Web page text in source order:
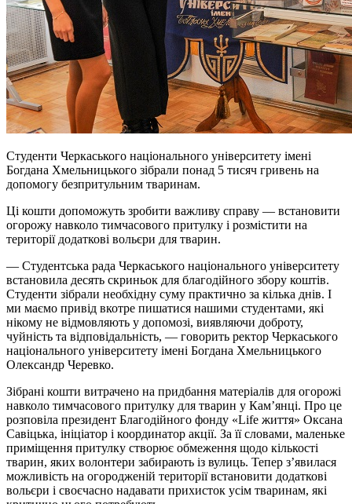
Студенти Черкаського національного університету імені
Богдана Хмельницького зібрали понад 5 тисяч гривень на
допомогу безпритульним тваринам.
Ці кошти допоможуть зробити важливу справу — встановити
огорожу навколо тимчасового притулку і розмістити на
території додаткові вольєри для тварин.
— Студентська рада Черкаського національного університету
встановила десять скриньок для благодійного збору коштів.
Студенти зібрали необхідну суму практично за кілька днів. І
ми маємо привід вкотре пишатися нашими студентами, які
нікому не відмовляють у допомозі, виявляючи доброту,
чуйність та відповідальність, — говорить ректор Черкаського
національного університету імені Богдана Хмельницького
Олександр Черевко.
Зібрані кошти витрачено на придбання матеріалів для огорожі
навколо тимчасового притулку для тварин у Кам’янці. Про це
розповіла президент Благодійного фонду «Life життя» Оксана
Савіцька, ініціатор і координатор акції. За її словами, маленьке
приміщення притулку створює обмеження щодо кількості
тварин, яких волонтери забирають із вулиць. Тепер з’явилася
можливість на огородженій території встановити додаткові
вольєри і своєчасно надавати прихисток усім тваринам, які